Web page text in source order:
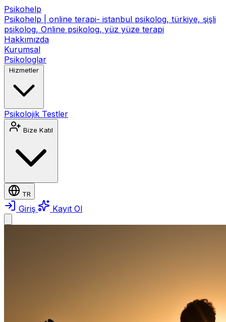
Psikohelp
Psikohelp | online terapi- istanbul psikolog, türkiye, şişli
psikolog, Online psikolog, yüz yüze terapi
Hakkımızda
Kurumsal
Psikologlar
Hizmetler
Psikolojik Testler
Bize Katıl
TR
Giriş Kayıt Ol